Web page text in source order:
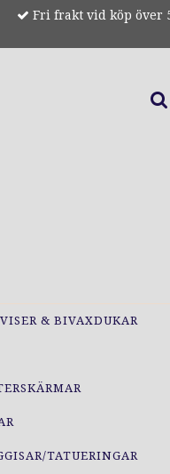
Fri frakt vid köp över
& BIVAXDUKAR
TATUERINGAR